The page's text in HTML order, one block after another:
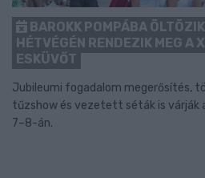
BAROKK POMPÁBA
HÉTVÉGÉN RENDEZIK MEG A
ESKÜVŐT
Jubileumi fogadalom megerősítés,
tűzshow és vezetett séták is várják
7–8-án.